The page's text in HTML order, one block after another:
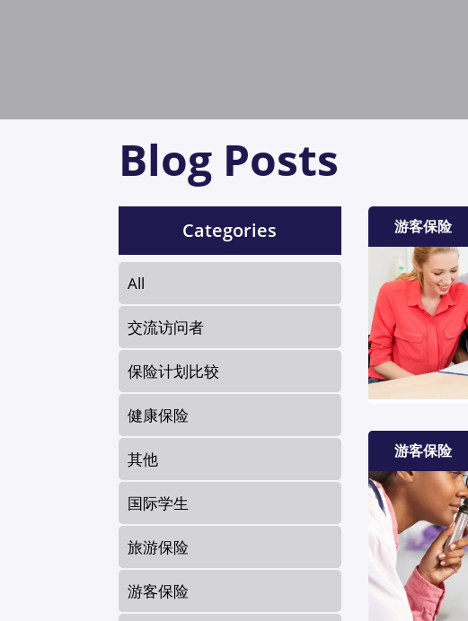
Blog Posts
Categories
All
交流访问者
保险计划比较
健康保险
其他
国际学生
旅游保险
游客保险
游客保险
游客保险